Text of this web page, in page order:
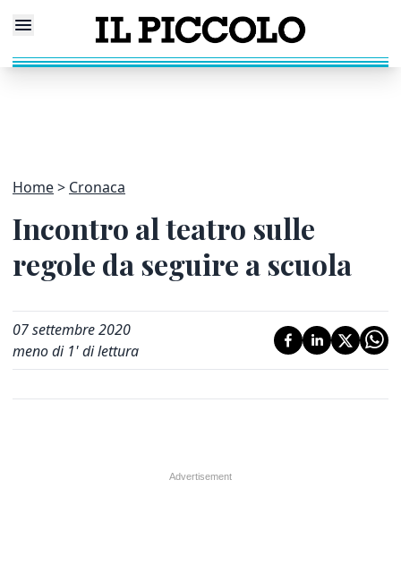
Home Cronaca
Incontro al teatro sulle
regole da seguire a scuola
07 settembre 2020
meno di 1' di lettura